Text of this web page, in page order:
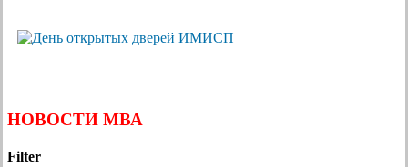
НОВОСТИ МВА
Filter